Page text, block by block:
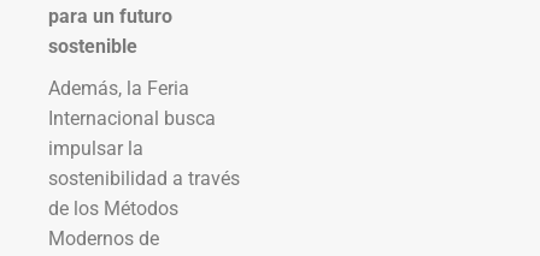
para un futuro
sostenible
Además, la Feria
Internacional busca
impulsar la
sostenibilidad a través
de los Métodos
Modernos de